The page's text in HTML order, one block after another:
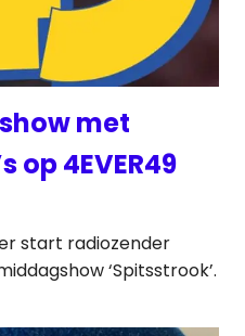
met
op 4EVER49
start radiozender
‘Spitsstrook’.